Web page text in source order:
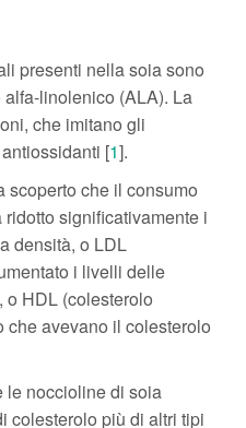
presenti nella soia sono
linolenico (ALA). La
che imitano gli
[1].
scoperto che il consumo
significativamente i
densità, o LDL
i livelli delle
o HDL (colesterolo
che avevano il colesterolo
le noccioline di soia
colesterolo più di altri tipi